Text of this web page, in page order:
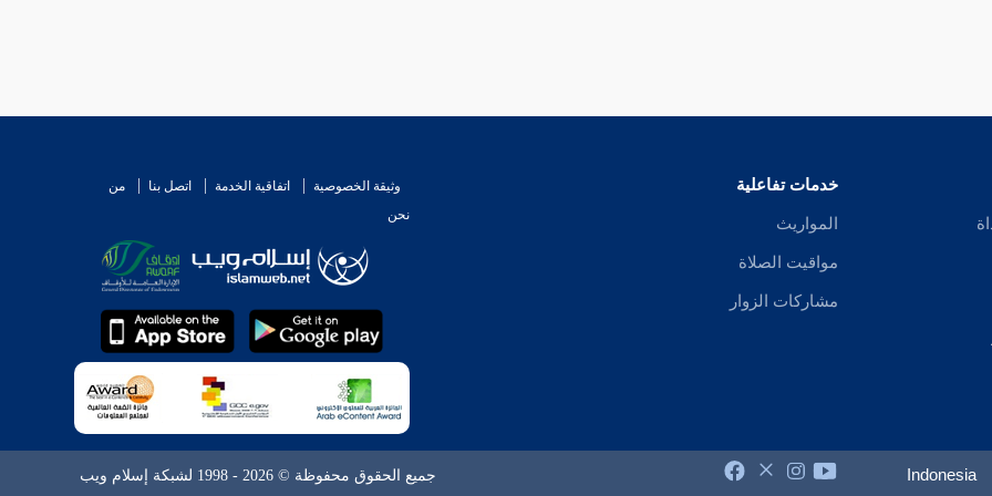
خدمات تفاعلية
المواريث
مواقيت الصلاة
مشاركات الزوار
وثيقة الخصوصية اتفاقية الخدمة اتصل بنا
من
نحن
Indonesia جميع الحقوق محفوظة © 2026 - 1998 لشبكة إسلام ويب